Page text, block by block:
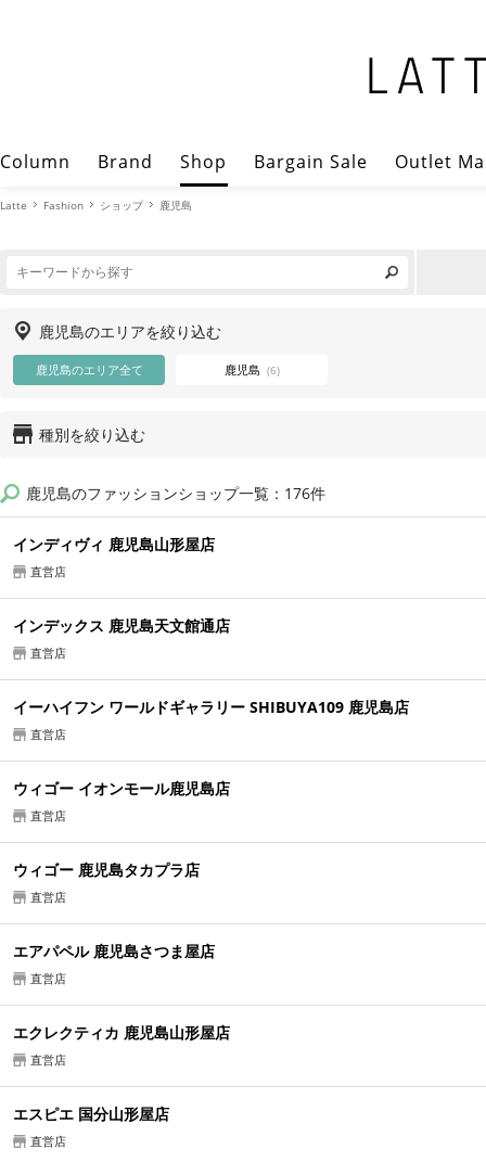
Column Brand Shop Bargain Sale Outlet
Latte Fashion ショップ 鹿児島
鹿児島のエリアを絞り込む
鹿児島のエリア全て 鹿児島 (6)
種別を絞り込む
鹿児島のファッションショップ一覧：176件
インディヴィ 鹿児島山形屋店
直営店
インデックス 鹿児島天文館通店
直営店
イーハイフン ワールドギャラリー SHIBUYA109 鹿児島店
直営店
ウィゴー イオンモール鹿児島店
直営店
ウィゴー 鹿児島タカプラ店
直営店
エアパペル 鹿児島さつま屋店
直営店
エクレクティカ 鹿児島山形屋店
直営店
エスピエ 国分山形屋店
直営店